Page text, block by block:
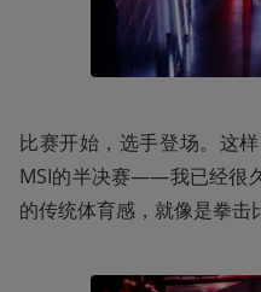
比赛开始，选手登场。这
MSI的半决赛——我已经很
的传统体育感，就像是拳击